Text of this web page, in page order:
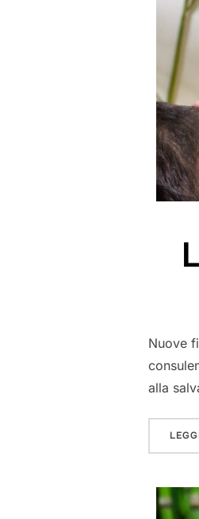
Nuove
alla